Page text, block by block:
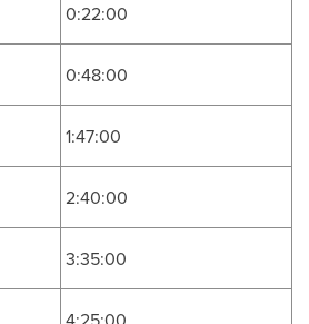
0:22:00
0:48:00
1:47:00
2:40:00
3:35:00